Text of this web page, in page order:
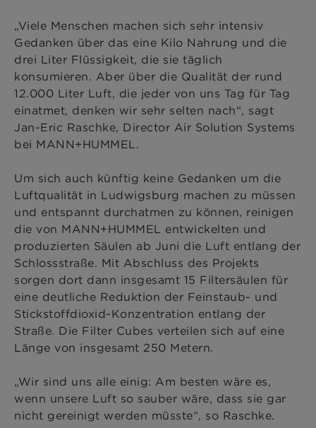
„Viele Menschen machen sich sehr intensiv
Gedanken über das eine Kilo Nahrung und die
drei Liter Flüssigkeit, die sie täglich
konsumieren. Aber über die Qualität der rund
12.000 Liter Luft, die jeder von uns Tag für Tag
einatmet, denken wir sehr selten nach“, sagt
Jan-Eric Raschke, Director Air Solution Systems
bei MANN+HUMMEL.
Um sich auch künftig keine Gedanken um die
Luftqualität in Ludwigsburg machen zu müssen
und entspannt durchatmen zu können, reinigen
die von MANN+HUMMEL entwickelten und
produzierten Säulen ab Juni die Luft entlang der
Schlossstraße. Mit Abschluss des Projekts
sorgen dort dann insgesamt 15 Filtersäulen für
eine deutliche Reduktion der Feinstaub- und
Stickstoffdioxid-Konzentration entlang der
Straße. Die Filter Cubes verteilen sich auf eine
Länge von insgesamt 250 Metern.
„Wir sind uns alle einig: Am besten wäre es,
wenn unsere Luft so sauber wäre, dass sie gar
nicht gereinigt werden müsste“, so Raschke.